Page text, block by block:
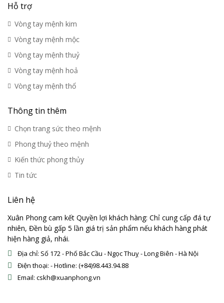
Hỗ trợ
Vòng tay mệnh kim
Vòng tay mệnh mộc
Vòng tay mệnh thuỷ
Vòng tay mệnh hoả
Vòng tay mệnh thổ
Thông tin thêm
Chọn trang sức theo mệnh
Phong thuỷ theo mệnh
Kiến thức phong thủy
Tin tức
Liên hệ
Xuân Phong cam kết Quyền lợi khách hàng: Chỉ cung cấp đá tự
nhiên, Đền bù gấp 5 lần giá trị sản phẩm nếu khách hàng phát
hiện hàng giả, nhái.
Địa chỉ: Số 172 - Phố Bắc Cầu - Ngọc Thuỵ - Long Biên - Hà Nội
Điện thoại: - Hotline: (+84)98.443.94.88
Email: cskh@xuanphong.vn